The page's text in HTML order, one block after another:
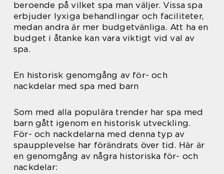
beroende på vilket spa man väljer. Vissa spa
erbjuder lyxiga behandlingar och faciliteter,
medan andra är mer budgetvänliga. Att ha en
budget i åtanke kan vara viktigt vid val av
spa.
En historisk genomgång av för- och
nackdelar med spa med barn
Som med alla populära trender har spa med
barn gått igenom en historisk utveckling.
För- och nackdelarna med denna typ av
spaupplevelse har förändrats över tid. Här är
en genomgång av några historiska för- och
nackdelar: